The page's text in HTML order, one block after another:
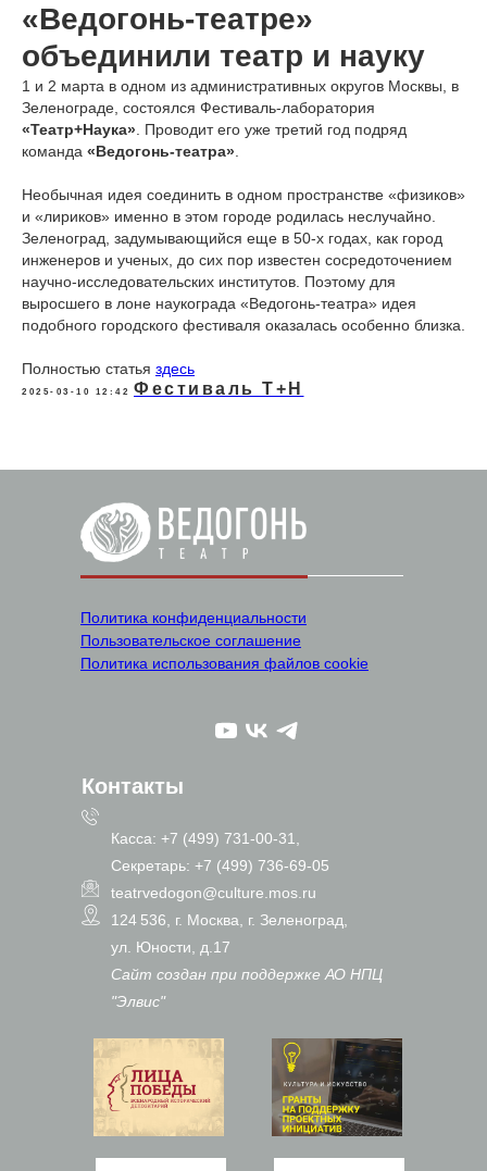
«Ведогонь-театре»
объединили театр и науку
1 и 2 марта в одном из административных округов Москвы, в
Зеленограде, состоялся Фестиваль-лаборатория
«Театр+Наука» . Проводит его уже третий год подряд
команда «Ведогонь-театра»
Необычная идея соединить в одном пространстве «физиков»
и «лириков» именно в этом городе родилась неслучайно.
Зеленоград, задумывающийся еще в 50-х годах, как город
инженеров и ученых, до сих пор известен сосредоточением
научно-исследовательских институтов. Поэтому для
выросшего в лоне наукограда «Ведогонь-театра» идея
подобного городского фестиваля оказалась особенно близка.
Полностью статья здесь
2025-03-10 12:42 Фестиваль Т+Н
Контакты
Касса: +7 (499) 731-00-31,
Секретарь: +7 (499) 736-69-05
teatrvedogon@culture.mos.ru
124 536, г. Москва, г. Зеленоград,
ул. Юности, д.17
Сайт создан при поддержке АО НПЦ
"Элвис"
Политика конфиденциальности
Пользовательское соглашение
Политика использования файлов cookie